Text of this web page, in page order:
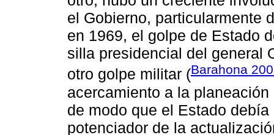
el Gobierno, particularmente
en 1969, el golpe de Estado
silla presidencial del general
otro golpe militar (Barahona
acercamiento a la planeación
de modo que el Estado
potenciador de la